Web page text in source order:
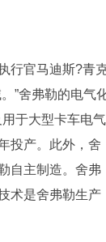
行官马迪斯?青
”舍弗勒的电气
于大型卡车电气
投产。此外，舍
自主制造。舍弗
术是舍弗勒生产